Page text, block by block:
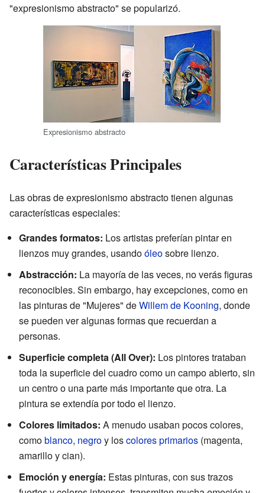
"expresionismo abstracto" se popularizó.
Expresionismo abstracto
Características Principales
Las obras de expresionismo abstracto tienen algunas
características especiales:
Grandes formatos: Los artistas preferían pintar en
lienzos muy grandes, usandoóleosobre lienzo.
Abstracción: La mayoría de las veces, no verás figuras
reconocibles. Sin embargo, hay excepciones, como en
las pinturas de "Mujeres" deWillem de Kooning, donde
se pueden ver algunas formas que recuerdan a
personas.
Superficie completa (All Over): Los pintores trataban
toda la superficie del cuadro como un campo abierto, sin
un centro o una parte más importante que otra. La
pintura se extendía por todo el lienzo.
Colores limitados: A menudo usaban pocos colores,
comoblanco, negroy loscolores primarios (magenta,
amarillo y cian).
Emoción y energía: Estas pinturas, con sus trazos